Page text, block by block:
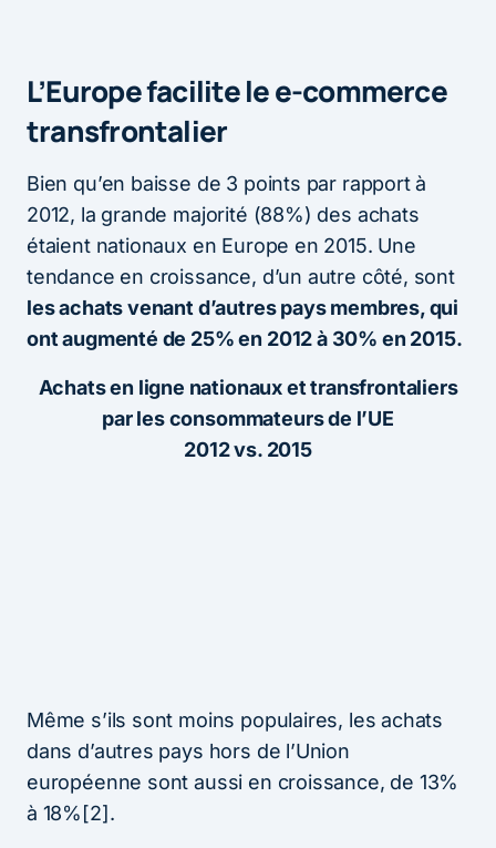
L’Europe facilite le e-commerce
transfrontalier
Bien qu’en baisse de 3 points par rapport à
2012, la grande majorité (88%) des achats
étaient nationaux en Europe en 2015. Une
tendance en croissance, d’un autre côté, sont
les achats venant d’autres pays membres, qui
ont augmenté de 25% en 2012 à 30% en 2015.
Achats en ligne nationaux et transfrontaliers
par les consommateurs de l’UE
2012 vs. 2015
Même s’ils sont moins populaires, les achats
dans d’autres pays hors de l’Union
européenne sont aussi en croissance, de 13%
à 18%[2].